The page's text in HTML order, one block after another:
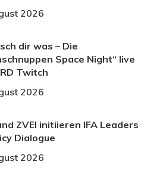
2026
dir was – Die
Space Night“ live
Twitch
2026
ZVEI initiieren IFA Leaders
Dialogue
2026